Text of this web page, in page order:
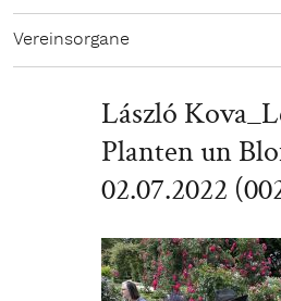
Vereinsorgane
László
Planten un
02.07.2022